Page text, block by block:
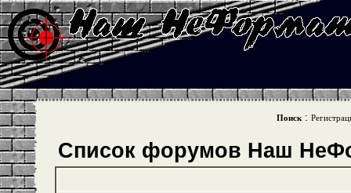
Поиск :
Список форумов Наш